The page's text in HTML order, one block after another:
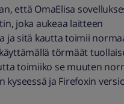
että OmaElisa
joka aukeaa laitteen
ja sitä kautta toimii
törmäät
toimiiko se muuten
kyseessä ja Firefoxin